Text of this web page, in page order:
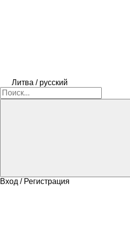
Литва / русский
Вход / Регистрация